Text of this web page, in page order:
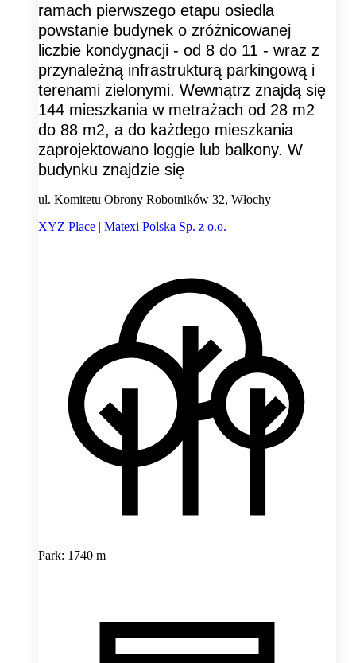
ramach pierwszego etapu osiedla
powstanie budynek o zróżnicowanej
liczbie kondygnacji - od 8 do 11 - wraz z
przynależną infrastrukturą parkingową i
terenami zielonymi. Wewnątrz znajdą się
144 mieszkania w metrażach od 28 m2
do 88 m2, a do każdego mieszkania
zaprojektowano loggie lub balkony. W
budynku znajdzie się
ul. Komitetu Obrony Robotników 32, Włochy
XYZ Place | Matexi Polska Sp. z o.o.
Park: 1740 m